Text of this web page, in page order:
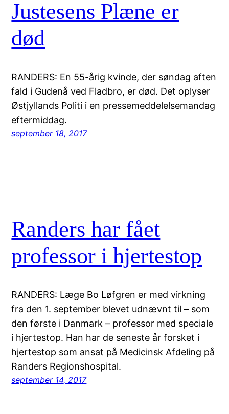
Justesens Plæne er
død
RANDERS: En 55-årig kvinde, der søndag aften
fald i Gudenå ved Fladbro, er død. Det oplyser
Østjyllands Politi i en pressemeddelelsemandag
eftermiddag.
september 18, 2017
Randers har fået
professor i hjertestop
RANDERS: Læge Bo Løfgren er med virkning
fra den 1. september blevet udnævnt til – som
den første i Danmark – professor med speciale
i hjertestop. Han har de seneste år forsket i
hjertestop som ansat på Medicinsk Afdeling på
Randers Regionshospital.
september 14, 2017